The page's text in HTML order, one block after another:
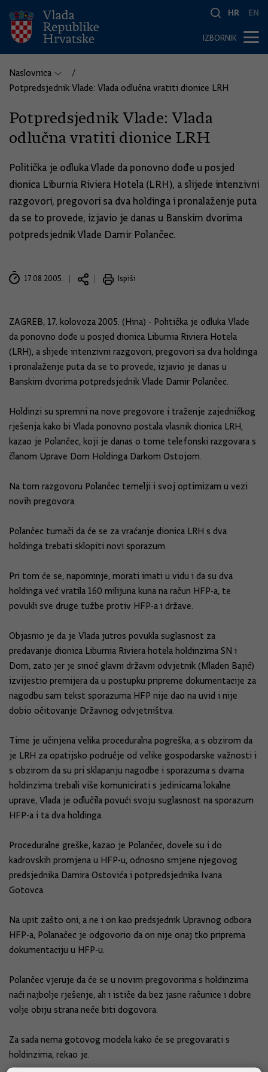
HR EN
IZBORNIK
Naslovnica
Potpredsjednik Vlade: Vlada odlučna vratiti dionice LRH
Potpredsjednik Vlade: Vlada
odlučna vratiti dionice LRH
Politička je odluka Vlade da ponovno dođe u posjed
dionica Liburnia Riviera Hotela (LRH), a slijede intenzivni
razgovori, pregovori sa dva holdinga i pronalaženje puta
da se to provede, izjavio je danas u Banskim dvorima
potpredsjednik Vlade Damir Polančec.
17.08.2005. Ispiši
ZAGREB, 17. kolovoza 2005. (Hina) - Politička je odluka Vlade
da ponovno dođe u posjed dionica Liburnia Riviera Hotela
(LRH), a slijede intenzivni razgovori, pregovori sa dva holdinga
i pronalaženje puta da se to provede, izjavio je danas u
Banskim dvorima potpredsjednik Vlade Damir Polančec.
Holdinzi su spremni na nove pregovore i traženje zajedničkog
rješenja kako bi Vlada ponovno postala vlasnik dionica LRH,
kazao je Polančec, koji je danas o tome telefonski razgovara s
članom Uprave Dom Holdinga Darkom Ostojom.
Na tom razgovoru Polančec temelji i svoj optimizam u vezi
novih pregovora.
Polančec tumači da će se za vraćanje dionica LRH s dva
holdinga trebati sklopiti novi sporazum.
Pri tom će se, napominje, morati imati u vidu i da su dva
holdinga već vratila 160 milijuna kuna na račun HFP-a, te
povukli sve druge tužbe protiv HFP-a i države.
Objasnio je da je Vlada jutros povukla suglasnost za
predavanje dionica Liburnia Riviera hotela holdinzima SN i
Dom, zato jer je sinoć glavni državni odvjetnik (Mladen Bajić)
izvijestio premijera da u postupku pripreme dokumentacije za
nagodbu sam tekst sporazuma HFP nije dao na uvid i nije
dobio očitovanje Državnog odvjetništva.
Time je učinjena velika proceduralna pogreška, a s obzirom da
je LRH za opatijsko područje od velike gospodarske važnosti i
s obzirom da su pri sklapanju nagodbe i sporazuma s dvama
holdinzima trebali više komunicirati s jedinicama lokalne
uprave, Vlada je odlučila povući svoju suglasnost na sporazum
HFP-a i ta dva holdinga.
Proceduralne greške, kazao je Polančec, dovele su i do
kadrovskih promjena u HFP-u, odnosno smjene njegovog
predsjednika Damira Ostovića i potpredsjednika Ivana
Gotovca.
Na upit zašto oni, a ne i on kao predsjednik Upravnog odbora
HFP-a, Polanačec je odgovorio da on nije onaj tko priprema
dokumentaciju u HFP-u.
Polančec vjeruje da će se u novim pregovorima s holdinzima
naći najbolje rješenje, ali i ističe da bez jasne računice i dobre
volje obiju strana neće biti dogovora.
Za sada nema gotovog modela kako će se pregovarati s
holdinzima, rekao je.